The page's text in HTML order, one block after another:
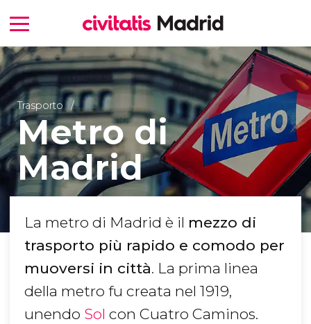
Trasporto
Metro di
Madrid
La metro di Madrid è il mezzo di
trasporto più rapido e comodo per
muoversi in città. La prima linea
della metro fu creata nel 1919,
unendo Sol con Cuatro Caminos.